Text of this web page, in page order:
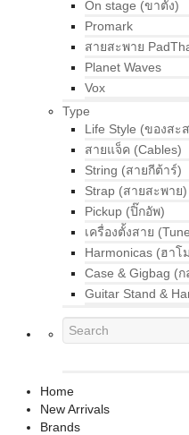
On stage (ขาตั้ง)
Promark
สายสะพาย
Planet Waves
Vox
Type
Life Style (ของสะ
สายแจ็ค (Cables)
String (สายกีต้าร์)
Strap (สายสะพาย)
Pickup (ปิ๊กอัพ)
เครื่องตั้งสาย
Harmonicas (ฮาโ
Case & Gigbag (
Guitar Stand &
Home
New Arrivals
Brands